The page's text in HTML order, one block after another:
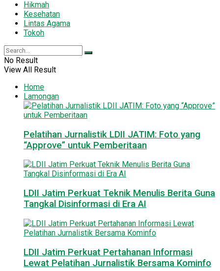
Hikmah
Kesehatan
Lintas Agama
Tokoh
No Result
View All Result
Home
Lamongan
Pelatihan Jurnalistik LDII JATIM: Foto yang
“Approve” untuk Pemberitaan
LDII Jatim Perkuat Teknik Menulis Berita Guna
Tangkal Disinformasi di Era AI
LDII Jatim Perkuat Pertahanan Informasi
Lewat Pelatihan Jurnalistik Bersama Kominfo